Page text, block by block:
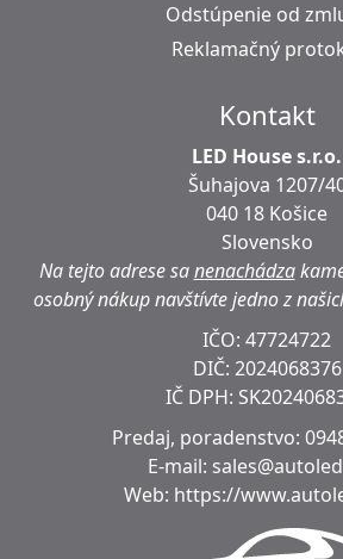
Odstúpenie od
Reklamačný
Kontakt
LED House s.r.o.
Šuhajova 1207/
040 18 Košice
Slovensko
Na tejto adrese sanenachádza
osobný nákup navštívte jedno z
IČO: 47724722
DIČ: 2024068376
IČ DPH:
Predaj, poradenstvo:
E-mail:
Web: https://